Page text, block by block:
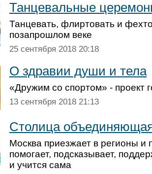
Танцевальные
Танцевать, флиртовать и
позапрошлом веке
25 сентября 2018 20:18
О здравии души и тела
«Дружим со спортом» - проект
13 сентября 2018 21:13
Столица
Москва приезжает в регионы и
помогает, подсказывает,
и учится сама